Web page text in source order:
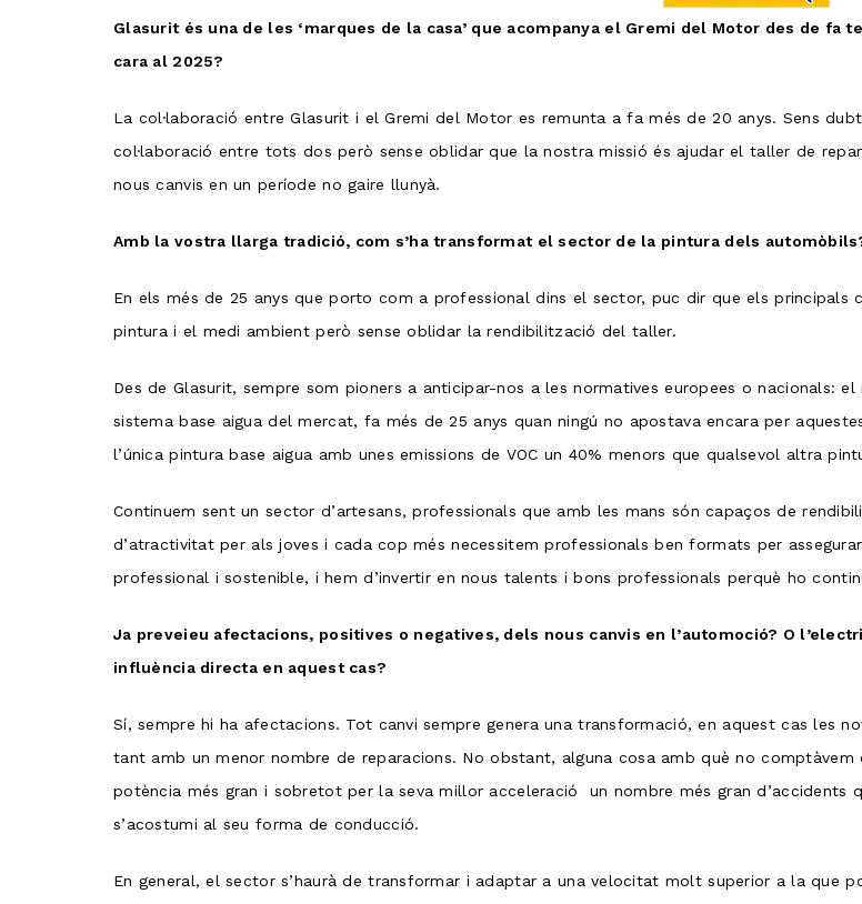
Glasurit és una de les ‘marques de la casa’ que acompanya el Gremi del Motor des de
cara al 2025?
La col·laboració entre Glasurit i el Gremi del Motor es remunta a fa més de 20 anys. Sens
col·laboració entre tots dos però sense oblidar que la nostra missió és ajudar el taller de
nous canvis en un període no gaire llunyà.
Amb la vostra llarga tradició, com s’ha transformat el sector de la pintura dels
En els més de 25 anys que porto com a professional dins el sector, puc dir que els
pintura i el medi ambient però sense oblidar la rendibilització del taller.
Des de Glasurit, sempre som pioners a anticipar-nos a les normatives europees o nacionals:
sistema base aigua del mercat, fa més de 25 anys quan ningú no apostava encara per
l’única pintura base aigua amb unes emissions de VOC un 40% menors que qualsevol altra
Continuem sent un sector d’artesans, professionals que amb les mans són capaços de
d’atractivitat per als joves i cada cop més necessitem professionals ben formats per
professional i sostenible, i hem d’invertir en nous talents i bons professionals perquè ho
Ja preveieu afectacions, positives o negatives, dels nous canvis en l’automoció? O
influència directa en aquest cas?
Sí, sempre hi ha afectacions. Tot canvi sempre genera una transformació, en aquest cas les
tant amb un menor nombre de reparacions. No obstant, alguna cosa amb què no
potència més gran i sobretot per la seva millor acceleració un nombre més gran d’accidents
s’acostumi al seu forma de conducció.
En general, el sector s’haurà de transformar i adaptar a una velocitat molt superior a la que